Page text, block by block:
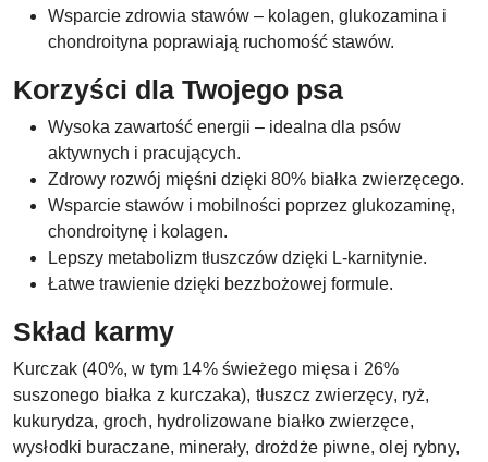
Wsparcie zdrowia stawów – kolagen, glukozamina i
chondroityna poprawiają ruchomość stawów.
Korzyści dla Twojego psa
Wysoka zawartość energii – idealna dla psów
aktywnych i pracujących.
Zdrowy rozwój mięśni dzięki 80% białka zwierzęcego.
Wsparcie stawów i mobilności poprzez glukozaminę,
chondroitynę i kolagen.
Lepszy metabolizm tłuszczów dzięki L-karnitynie.
Łatwe trawienie dzięki bezzbożowej formule.
Skład karmy
Kurczak (40%, w tym 14% świeżego mięsa i 26%
suszonego białka z kurczaka), tłuszcz zwierzęcy, ryż,
kukurydza, groch, hydrolizowane białko zwierzęce,
wysłodki buraczane, minerały, drożdże piwne, olej rybny,